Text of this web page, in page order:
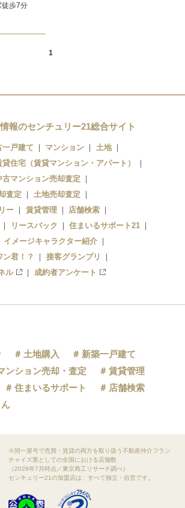
徒歩7分
1
報のセンチュリー21総合サイト
一戸建て マンション
土地
貸住宅（賃貸マンション・アパート）
古マンション売却査定
査定
土地売却査定
ー
賃貸管理
店舗検索
リースバック
住まいるサポート21
イメージキャラクター紹介
君！？
接客グランプリ
ル
成約者アンケート
土地購入
新築一戸建て
ンション売却・査定
賃貸管理
住まいるサポート
店舗検索
※同一屋号で売買・賃貸の両方を取り扱う不動産仲介フラン
チャイズ業としての全国における店舗数
（2026年7月時点／東京商工リサーチ調べ）
センチュリー21の加盟店は、すべて独立・自営です。